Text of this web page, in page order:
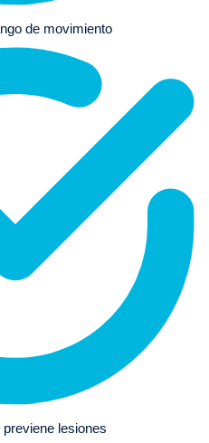
de movimiento
lesiones